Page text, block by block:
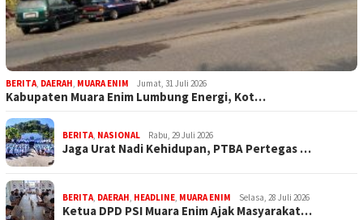
BERITA, DAERAH, MUARA ENIM Jumat, 31 Juli 2026
Kabupaten Muara Enim Lumbung Energi, Kot…
BERITA, NASIONAL Rabu, 29 Juli 2026
Jaga Urat Nadi Kehidupan, PTBA Pertegas …
BERITA, DAERAH, HEADLINE, MUARA ENIM Selasa, 28 Juli 2026
Ketua DPD PSI Muara Enim Ajak Masyarakat…